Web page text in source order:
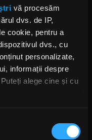
vă procesăm
dvs. de IP,
cookie, pentru a
dvs., cu
personalizate,
informații despre
alege cine și cu
la locația dvs.